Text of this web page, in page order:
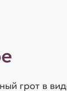
грот в